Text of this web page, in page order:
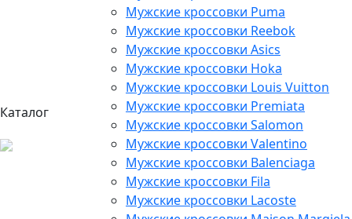
Каталог
Мужские кроссовки Puma
Мужские кроссовки Reebok
Мужские кроссовки Asics
Мужские кроссовки Hoka
Мужские кроссовки Louis Vuitton
Мужские кроссовки Premiata
Мужские кроссовки Salomon
Мужские кроссовки Valentino
Мужские кроссовки Balenciaga
Мужские кроссовки Fila
Мужские кроссовки Lacoste